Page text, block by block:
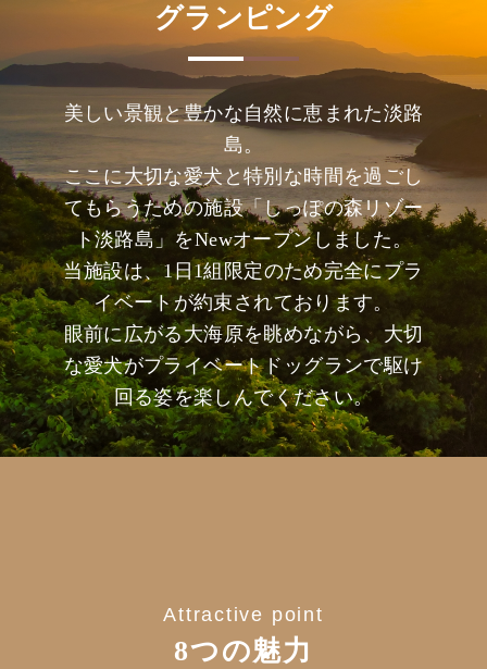
グランピング
美しい景観と豊かな自然に恵まれた淡路
島。
ここに大切な愛犬と特別な時間を過ごし
てもらうための施設「しっぽの森リゾー
ト淡路島」をNewオープンしました。
当施設は、1日1組限定のため完全にプラ
イベートが約束されております。
眼前に広がる大海原を眺めながら、大切
な愛犬がプライベートドッグランで駆け
回る姿を楽しんでください。
Attractive point
8つの魅力